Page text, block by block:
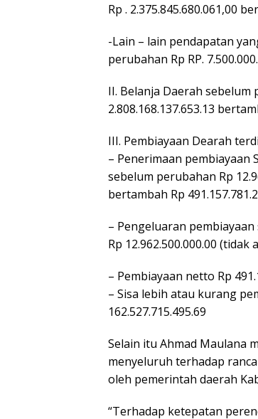
Rp . 2.375.845.680.061,00
-Lain – lain pendapatan
perubahan Rp RP.
II. Belanja Daerah sebelum
2.808.168.137.653.13
III. Pembiayaan Dearah
– Penerimaan pembiayaan
sebelum perubahan Rp
bertambah Rp
– Pengeluaran
Rp 12.962.500.000.00 (tidak
– Pembiayaan netto Rp
– Sisa lebih atau kurang
162.527.715.495.69
Selain itu Ahmad Maulana
menyeluruh terhadap
oleh pemerintah daerah
“Terhadap ketepatan